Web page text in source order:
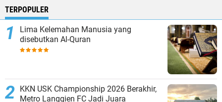
TERPOPULER
Lima Kelemahan Manusia yang
disebutkan Al-Quran
KKN USK Championship 2026 Berakhir,
Metro Langgien FC Jadi Juara